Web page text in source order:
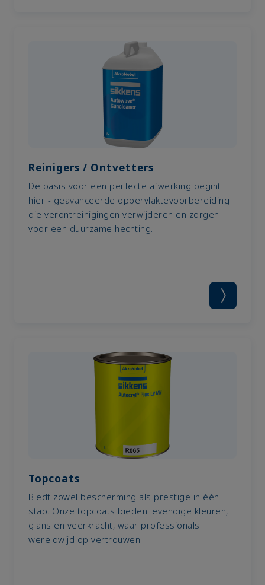
Reinigers / Ontvetters
De basis voor een perfecte afwerking begint
hier - geavanceerde oppervlaktevoorbereiding
die verontreinigingen verwijderen en zorgen
voor een duurzame hechting.
Topcoats
Biedt zowel bescherming als prestige in één
stap. Onze topcoats bieden levendige kleuren,
glans en veerkracht, waar professionals
wereldwijd op vertrouwen.